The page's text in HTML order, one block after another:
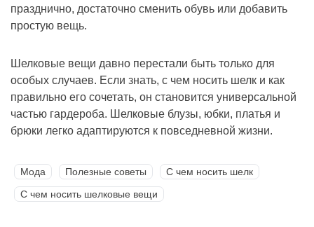
празднично, достаточно сменить обувь или добавить
простую вещь.
Шелковые вещи давно перестали быть только для
особых случаев. Если знать, с чем носить шелк и как
правильно его сочетать, он становится универсальной
частью гардероба. Шелковые блузы, юбки, платья и
брюки легко адаптируются к повседневной жизни.
Мода Полезные советы
С чем носить шелк
С чем носить шелковые вещи